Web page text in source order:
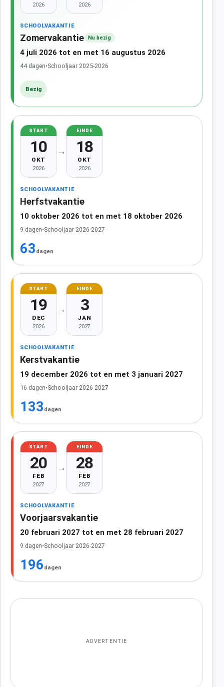
2026 2026
SCHOOLVAKANTIE
Zomervakantie Nu bezig
4 juli 2026 tot en met 16 augustus 2026
44 dagen•Schooljaar 2025-2026
Bezig
START
10
OKT
2026
→
EINDE
18
OKT
2026
SCHOOLVAKANTIE
Herfstvakantie
10 oktober 2026 tot en met 18 oktober 2026
9 dagen•Schooljaar 2026-2027
63 dagen
START
19
DEC
2026
→
EINDE
3
JAN
2027
SCHOOLVAKANTIE
Kerstvakantie
19 december 2026 tot en met 3 januari 2027
16 dagen•Schooljaar 2026-2027
133 dagen
START
20
FEB
2027
→
EINDE
28
FEB
2027
SCHOOLVAKANTIE
Voorjaarsvakantie
20 februari 2027 tot en met 28 februari 2027
9 dagen•Schooljaar 2026-2027
196 dagen
ADVERTENTIE